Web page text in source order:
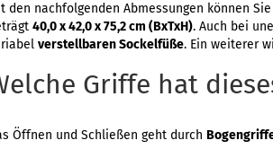
den nachfolgenden Abmessungen können
40,0 x 42,0 x 75,2 cm (BxTxH). Auch bei
verstellbaren Sockelfüße. Ein weiterer
Griffe hat
Öffnen und Schließen geht durch